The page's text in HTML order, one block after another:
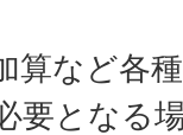
算など各
要となる